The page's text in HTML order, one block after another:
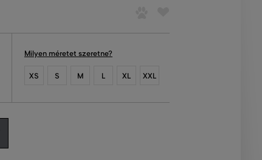
Milyen méretet szeretne?
XS S M L XL XXL